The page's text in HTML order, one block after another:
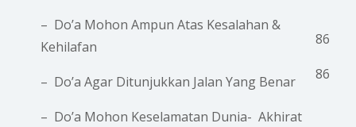
– Do’a Mohon Ampun Atas Kesalahan &
Kehilafan
– Do’a Agar Ditunjukkan Jalan Yang Benar
– Do’a Mohon Keselamatan Dunia- Akhirat
86
86